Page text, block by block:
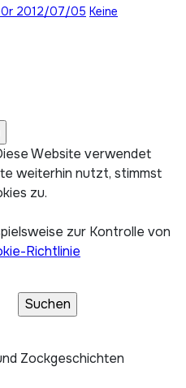
2012/07/05 Keine
Website verwendet
weiterhin nutzt, stimmst
zu.
zur Kontrolle von
Richtlinie
Zockgeschichten